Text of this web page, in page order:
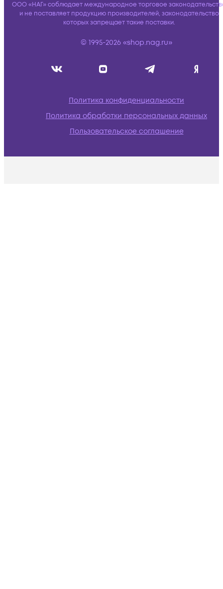
ООО «НАГ» соблюдает международное торговое
и не поставляет продукцию производителей, законодательство
которых запрещает такие поставки.
© 1995-2026 «shop.nag.ru»
Политика конфиденциальности
Политика обработки персональных данных
Пользовательское соглашение